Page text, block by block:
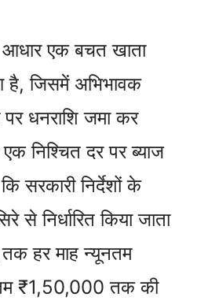
एक बचत खाता
है, जिसमें अभिभावक
धनराशि जमा कर
निश्चित दर पर ब्याज
सरकारी निर्देशों के
से निर्धारित किया जाता
हर माह न्यूनतम
₹1,50,000 तक की